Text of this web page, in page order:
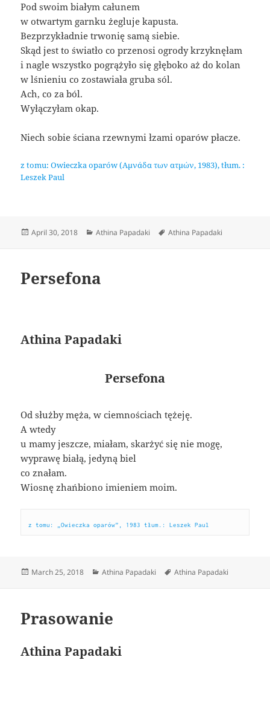
Pod swoim białym całunem
w otwartym garnku żegluje kapusta.
Bezprzykładnie trwonię samą siebie.
Skąd jest to światło co przenosi ogrody krzyknęłam
i nagle wszystko pogrążyło się głęboko aż do kolan
w lśnieniu co zostawiała gruba sól.
Ach, co za ból.
Wyłączyłam okap.
Niech sobie ściana rzewnymi łzami oparów płacze.
z tomu: Owieczka oparów (Αμνάδα των ατμών, 1983), tłum. :
Leszek Paul
Posted
April 30, 2018 Categories
Athina Papadaki Tags
Athina Papadaki
Persefona
Athina Papadaki
Persefona
Od służby męża, w ciemnościach tężeję.
A wtedy
u mamy jeszcze, miałam, skarżyć się nie mogę,
wyprawę białą, jedyną biel
co znałam.
Wiosnę zhańbiono imieniem moim.
z tomu: „Owieczka oparów”, 1983 tłum.: Leszek Paul
Posted
March 25, 2018 Categories
Athina Papadaki Tags
Athina Papadaki
Prasowanie
Athina Papadaki